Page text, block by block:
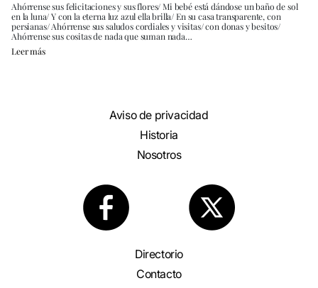
Ahórrense sus felicitaciones y sus flores/ Mi bebé está dándose un baño de sol
en la luna/ Y con la eterna luz azul ella brilla/ En su casa transparente, con
persianas/ Ahórrense sus saludos cordiales y visitas/ con donas y besitos/
Ahórrense sus cositas de nada que suman nada…
Leer más
Aviso de privacidad
Historia
Nosotros
Directorio
Contacto